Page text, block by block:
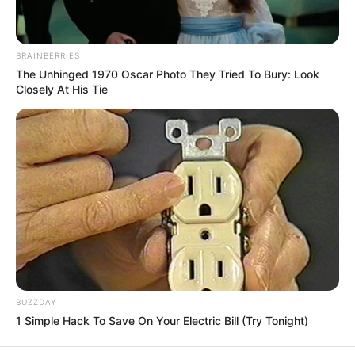
Rezepte
Thunfischsalat mit Ei & Joghurt – leicht, cremig
und voller Protein!
Verführerisch lecker: Quark-Vanille-
Pfannkuchen ohne Mehl in nur 5 Minuten!
DEI BESTEN HAUSGEMACHTEN EISBEIN
VARIATIONEN
DIE BESTEN SALAT DRESSINGS
die besten hausgemachten BBQ sauce
variationen
BRAINBERRIES
The Unhinged 1970 Oscar Photo They Tried To Bury: Look
Closely At His Tie
BUZZDAY
1 Simple Hack To Save On Your Electric Bill (Try Tonight)